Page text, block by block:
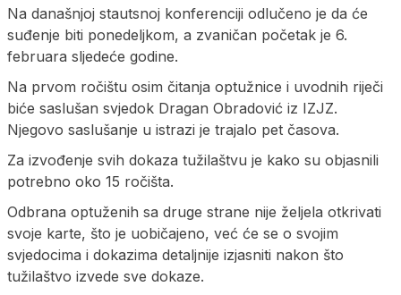
Na današnjoj stautsnoj konferenciji odlučeno je da će
suđenje biti ponedeljkom, a zvaničan početak je 6.
februara sljedeće godine.
Na prvom ročištu osim čitanja optužnice i uvodnih riječi
biće saslušan svjedok Dragan Obradović iz IZJZ.
Njegovo saslušanje u istrazi je trajalo pet časova.
Za izvođenje svih dokaza tužilaštvu je kako su objasnili
potrebno oko 15 ročišta.
Odbrana optuženih sa druge strane nije željela otkrivati
svoje karte, što je uobičajeno, već će se o svojim
svjedocima i dokazima detaljnije izjasniti nakon što
tužilaštvo izvede sve dokaze.